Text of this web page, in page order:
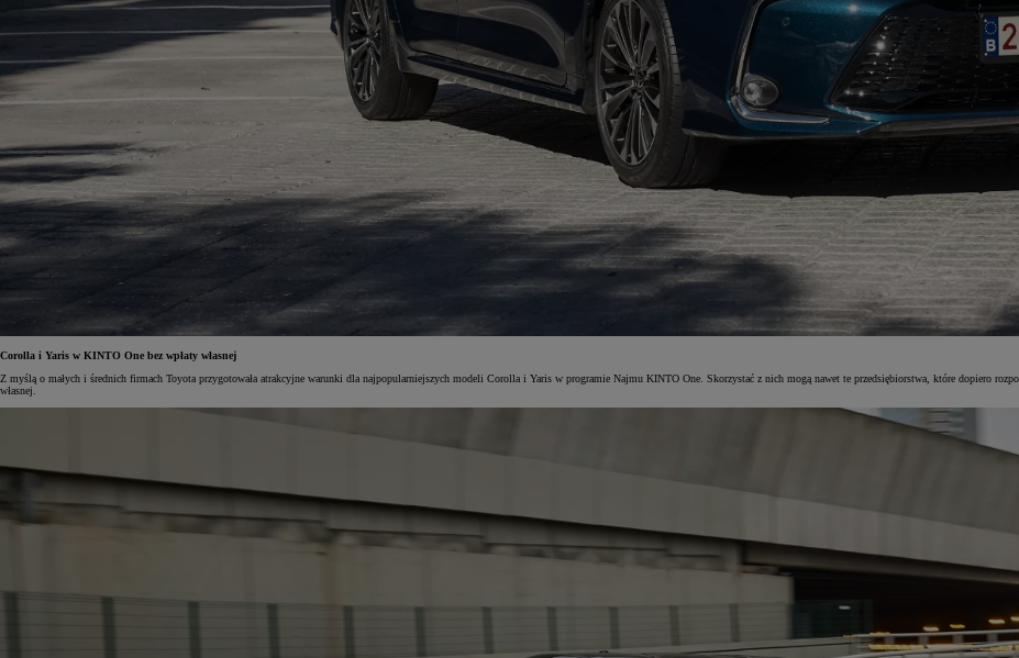
105 300 zł
Corolla Hatchback
Corolla i Yaris w KINTO One bez wpłaty własnej
Z myślą o małych i średnich firmach Toyota przygotowała atrakcyjne warunki dla najpopularniejszych modeli Corolla i Yaris w programie Najmu KINTO One. Skorzystać z nich mogą nawet te przedsiębiorstwa, które dopiero
własnej.